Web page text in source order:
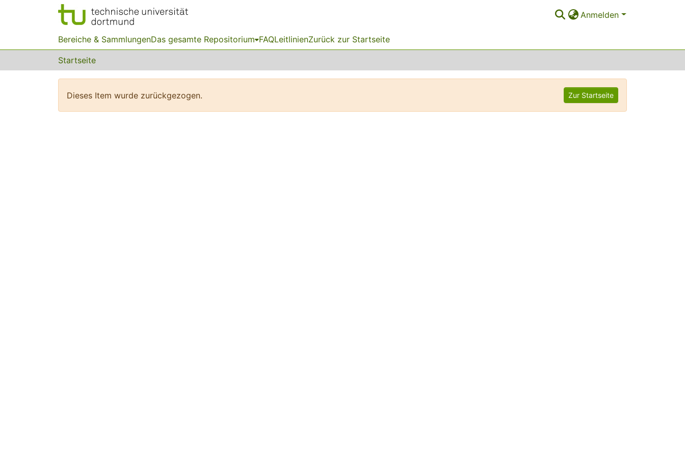
Anmelden
Bereiche & SammlungenDas gesamte Repositorium FAQLeitlinienZurück zur Startseite
Startseite
Dieses Item wurde zurückgezogen. Zur Startseite